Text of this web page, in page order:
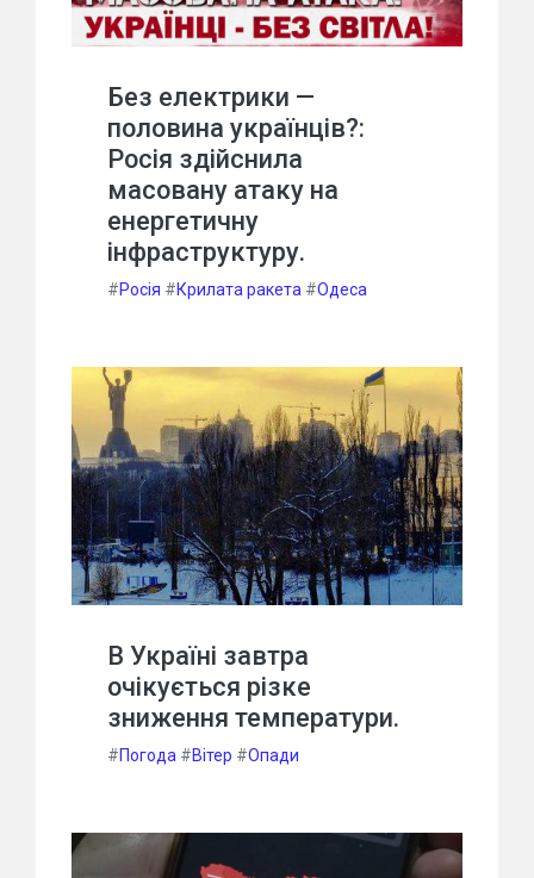
Без електрики —
половина українців?:
Росія здійснила
масовану атаку на
енергетичну
інфраструктуру.
#Росія #Крилата ракета #Одеса
В Україні завтра
очікується різке
зниження температури.
#Погода #Вітер #Опади